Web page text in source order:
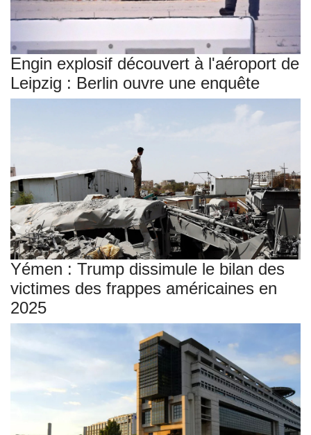
Engin explosif découvert à l'aéroport de
Leipzig : Berlin ouvre une enquête
Yémen : Trump dissimule le bilan des
victimes des frappes américaines en
2025